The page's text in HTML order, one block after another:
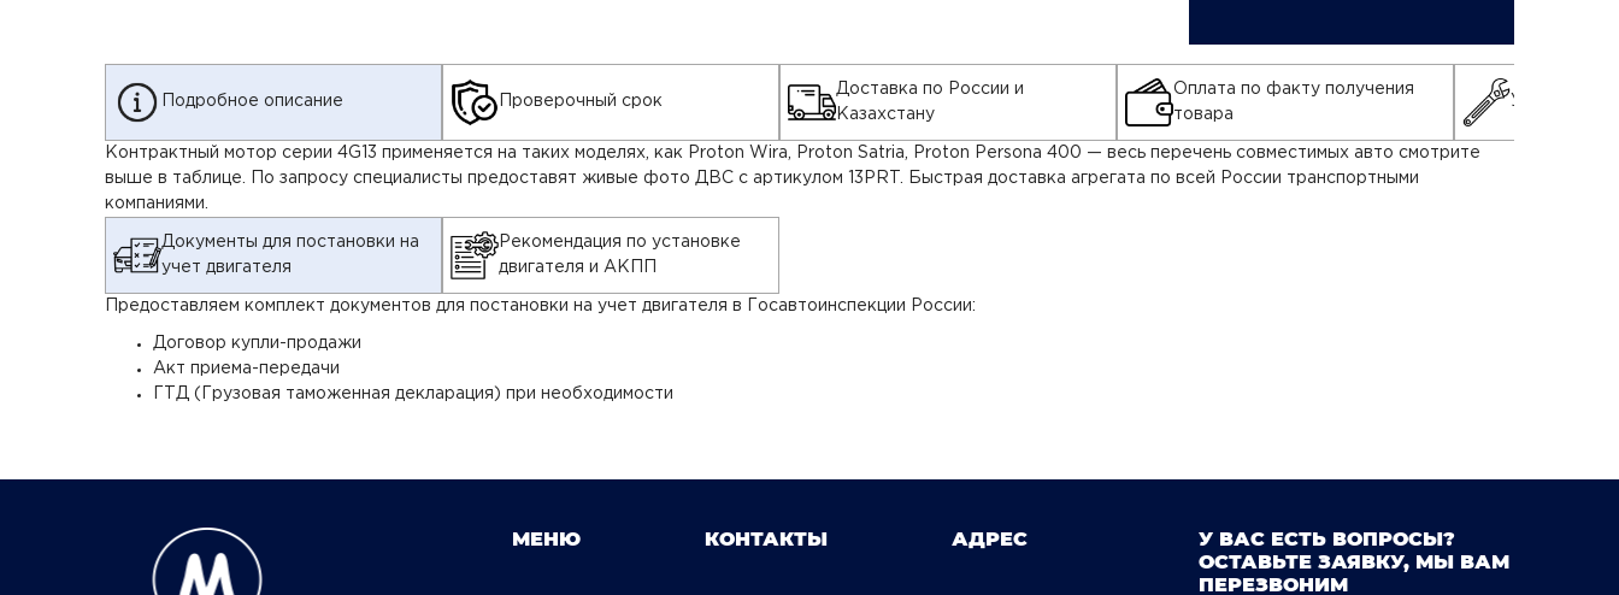
Подробное описание Проверочный срок
Доставка по России и
Казахстану
Оплата по факту получения
товара
Установка
Контрактный мотор серии 4G13 применяется на таких моделях, как Proton Wira, Proton Satria, Proton Persona 400 — весь перечень совместимых авто смотрите
выше в таблице. По запросу специалисты предоставят живые фото ДВС с артикулом 13PRT. Быстрая доставка агрегата по всей России транспортными
компаниями.
Документы для постановки на
учет двигателя
Рекомендация по установке
двигателя и АКПП
Предоставляем комплект документов для постановки на учет двигателя в Госавтоинспекции России:
Договор купли-продажи
Акт приема-передачи
ГТД (Грузовая таможенная декларация) при необходимости
МЕНЮ КОНТАКТЫ АДРЕС
У ВАС ЕСТЬ ВОПРОСЫ?
ОСТАВЬТЕ ЗАЯВКУ, МЫ ВАМ
ПЕРЕЗВОНИМ